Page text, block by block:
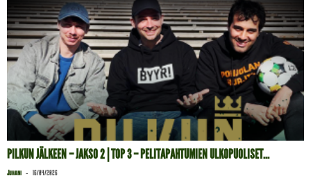
PILKUN JÄLKEEN – JAKSO 2 | TOP 3 – PELITAPAHTUMIEN ULKOPUOLISET...
Juhani - 16/04/2026